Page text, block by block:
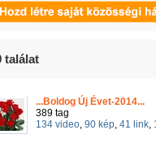
találat
...Boldog Új Évet-2014...
389 tag
134 video, 90 kép, 41 link,